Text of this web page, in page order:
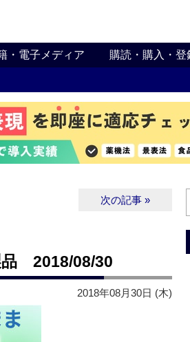
・電子メディア 購読・購入・登
次の記事 »
品 2018/08/30
2018年08月30日 (木)